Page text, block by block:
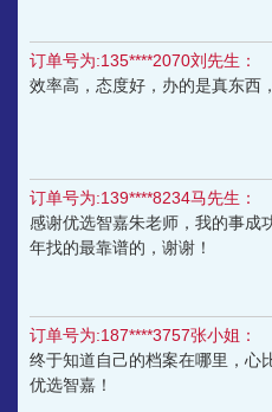
我们是正规人才，业务是统一定价，无
6.为什么你们存
样？
使用（尤其是政审）都会出现隐患；
存入您的户籍地或者您指定的人才，不
次流通及使用。
订单号为:135****2070刘先生：
效率高，态度好，办的是真东西
订单号为:139****8234马先生：
感谢优选智嘉朱老师，我的事成
年找的最靠谱的，谢谢！
订单号为:187****3757张小姐：
终于知道自己的档案在哪里，心
优选智嘉！